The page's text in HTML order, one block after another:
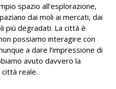
spazio all’esplorazione,
dai moli ai mercati, dai
più degradati. La città è
possiamo interagire con
a dare l’impressione di
avuto davvero la
reale.